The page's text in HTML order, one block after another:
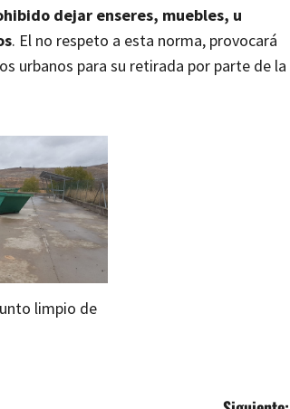
dejar enseres, muebles, u
. El no respeto a esta norma, provocará
urbanos para su retirada por parte de la
limpio de